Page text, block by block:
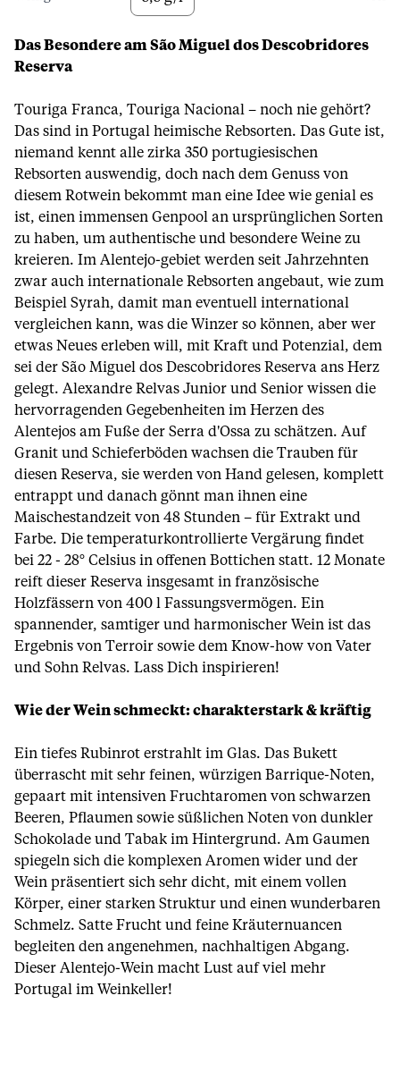
Das Besondere am São Miguel dos Descobridores
Reserva
Touriga Franca, Touriga Nacional – noch nie gehört?
Das sind in Portugal heimische Rebsorten. Das Gute ist,
niemand kennt alle zirka 350 portugiesischen
Rebsorten auswendig, doch nach dem Genuss von
diesem Rotwein bekommt man eine Idee wie genial es
ist, einen immensen Genpool an ursprünglichen Sorten
zu haben, um authentische und besondere Weine zu
kreieren. Im Alentejo-gebiet werden seit Jahrzehnten
zwar auch internationale Rebsorten angebaut, wie zum
Beispiel Syrah, damit man eventuell international
vergleichen kann, was die Winzer so können, aber wer
etwas Neues erleben will, mit Kraft und Potenzial, dem
sei der São Miguel dos Descobridores Reserva ans Herz
gelegt. Alexandre Relvas Junior und Senior wissen die
hervorragenden Gegebenheiten im Herzen des
Alentejos am Fuße der Serra d'Ossa zu schätzen. Auf
Granit und Schieferböden wachsen die Trauben für
diesen Reserva, sie werden von Hand gelesen, komplett
entrappt und danach gönnt man ihnen eine
Maischestandzeit von 48 Stunden – für Extrakt und
Farbe. Die temperaturkontrollierte Vergärung findet
bei 22 - 28° Celsius in offenen Bottichen statt. 12 Monate
reift dieser Reserva insgesamt in französische
Holzfässern von 400 l Fassungsvermögen. Ein
spannender, samtiger und harmonischer Wein ist das
Ergebnis von Terroir sowie dem Know-how von Vater
und Sohn Relvas. Lass Dich inspirieren!
Wie der Wein schmeckt: charakterstark & kräftig
Ein tiefes Rubinrot erstrahlt im Glas. Das Bukett
überrascht mit sehr feinen, würzigen Barrique-Noten,
gepaart mit intensiven Fruchtaromen von schwarzen
Beeren, Pflaumen sowie süßlichen Noten von dunkler
Schokolade und Tabak im Hintergrund. Am Gaumen
spiegeln sich die komplexen Aromen wider und der
Wein präsentiert sich sehr dicht, mit einem vollen
Körper, einer starken Struktur und einen wunderbaren
Schmelz. Satte Frucht und feine Kräuternuancen
begleiten den angenehmen, nachhaltigen Abgang.
Dieser Alentejo-Wein macht Lust auf viel mehr
Portugal im Weinkeller!